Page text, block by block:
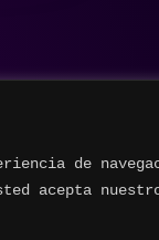
de
acepta